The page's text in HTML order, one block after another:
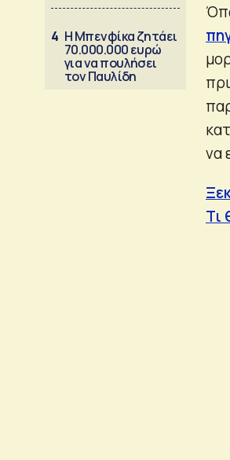
4 Η Μπενφίκα ζητάει
70.000.000 ευρώ
για να πουλήσει
τον Παυλίδη
να
Τι